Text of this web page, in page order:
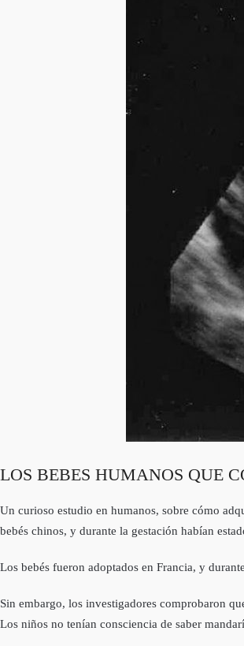
LOS BEBES HUMANOS QUE
Un curioso estudio en humanos, sobre cómo
bebés chinos, y durante la gestación habían
Los bebés fueron adoptados en Francia, y
Sin embargo, los investigadores comprobaron
Los niños no tenían consciencia de saber